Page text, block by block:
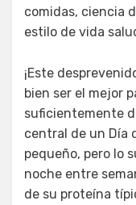
comidas, ciencia
estilo de vida
¡Este
bien ser el mejor
suficientemente
central de un Día
pequeño, pero lo
noche entre
de su proteína